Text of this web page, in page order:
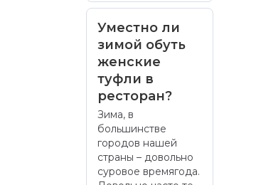
Уместно ли
зимой обуть
женские
туфли в
ресторан?
Зима, в
большинстве
городов нашей
страны – довольно
суровое времягода.